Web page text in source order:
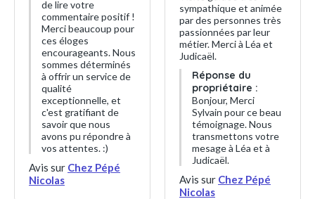
de lire votre
commentaire positif !
Merci beaucoup pour
ces éloges
encourageants. Nous
sommes déterminés
à offrir un service de
qualité
exceptionnelle, et
c'est gratifiant de
savoir que nous
avons pu répondre à
vos attentes. :)
Avis sur Chez Pépé
Nicolas
sympathique et animée
par des personnes très
passionnées par leur
métier. Merci à Léa et
Judicaël.
Réponse du
propriétaire :
Bonjour, Merci
Sylvain pour ce beau
témoignage. Nous
transmettons votre
mesage à Léa et à
Judicaël.
Avis sur Chez Pépé
Nicolas